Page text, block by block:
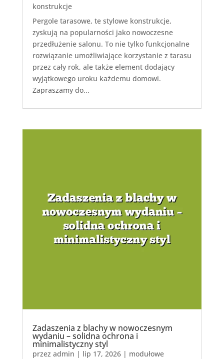
konstrukcje
Pergole tarasowe, te stylowe konstrukcje,
zyskują na popularności jako nowoczesne
przedłużenie salonu. To nie tylko funkcjonalne
rozwiązanie umożliwiające korzystanie z tarasu
przez cały rok, ale także element dodający
wyjątkowego uroku każdemu domowi.
Zapraszamy do...
Zadaszenia z blachy w nowoczesnym
wydaniu – solidna ochrona i
minimalistyczny styl
przez admin | lip 17, 2026| modułowe